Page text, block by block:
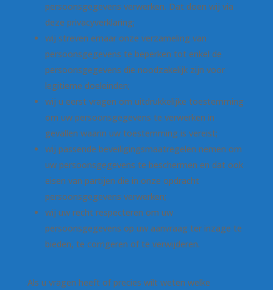
persoonsgegevens verwerken. Dat doen wij via
deze privacyverklaring;
wij streven ernaar onze verzameling van
persoonsgegevens te beperken tot enkel de
persoonsgegevens die noodzakelijk zijn voor
legitieme doeleinden;
wij u eerst vragen om uitdrukkelijke toestemming
om uw persoonsgegevens te verwerken in
gevallen waarin uw toestemming is vereist;
wij passende beveiligingsmaatregelen nemen om
uw persoonsgegevens te beschermen en dat ook
eisen van partijen die in onze opdracht
persoonsgegevens verwerken;
wij uw recht respecteren om uw
persoonsgegevens op uw aanvraag ter inzage te
bieden, te corrigeren of te verwijderen.
Als u vragen heeft of precies wilt weten welke